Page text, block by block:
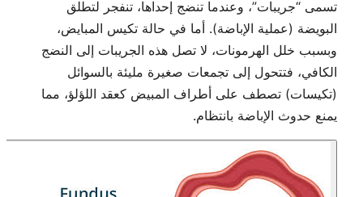
تسمى “جريبات”، وعندما تنضج إحداها، تنفجر لتطلق
البويضة (عملية الإباضة). أما في حالة تكيس المبايض،
وبسبب خلل الهرمونات، لا تصل هذه الجريبات إلى النضج
الكافي، فتتحول إلى تجمعات صغيرة مليئة بالسوائل
(تكيسات) تصطف على أطراف المبيض كعقد اللؤلؤ، مما
يمنع حدوث الإباضة بانتظام.